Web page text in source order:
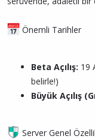
Önemli Tarihler
Beta Açılış: 19
belirle!)
Büyük Açılış
Server Genel